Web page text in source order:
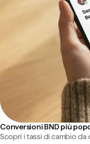
Conversioni BND più
Scopri i tassi di cambio da